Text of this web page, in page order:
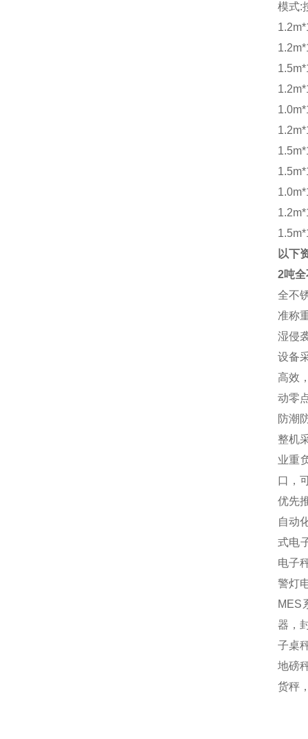
模式:
以下
2吨
全不
准称
湿侵
设备
高效
动零
防潮
整机
业重
口，
优先
自动
式电
电子
警灯
MES
器，
子桌
地磅
货秤